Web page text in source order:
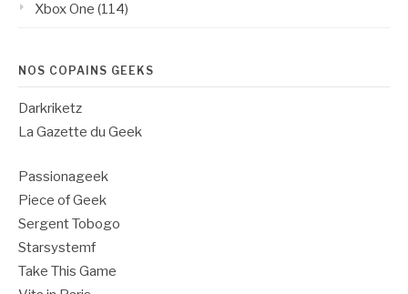
Xbox One (114)
NOS COPAINS GEEKS
Darkriketz
La Gazette du Geek
Passionageek
Piece of Geek
Sergent Tobogo
Starsystemf
Take This Game